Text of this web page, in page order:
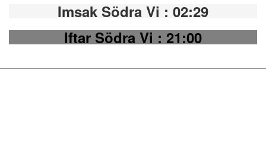
Imsak Södra Vi : 02:29
Iftar Södra Vi: 21:00